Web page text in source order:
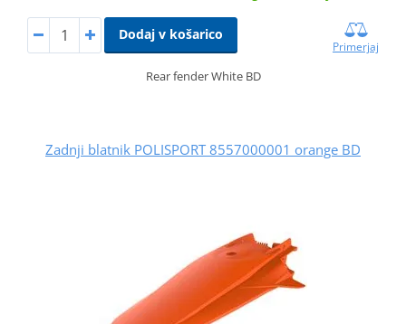
Dodaj v košarico
Primerjaj
Rear fender White BD
Zadnji blatnik POLISPORT 8557000001 orange BD